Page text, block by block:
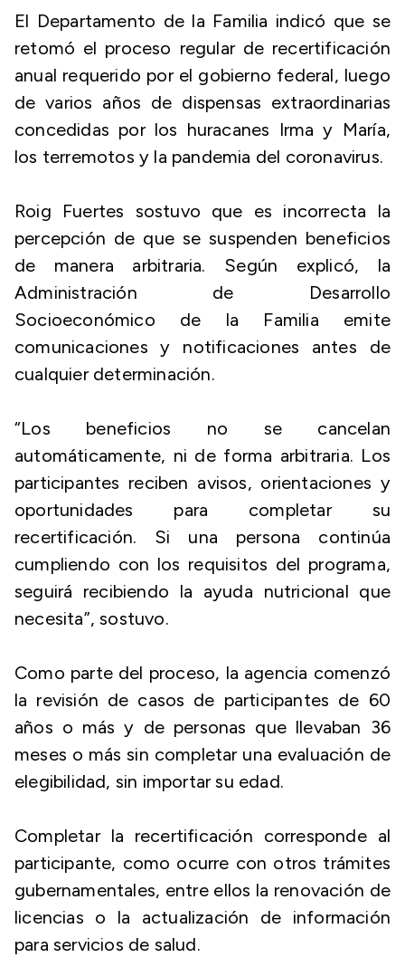
El Departamento de la Familia indicó que se
retomó el proceso regular de recertificación
anual requerido por el gobierno federal, luego
de varios años de dispensas extraordinarias
concedidas por los huracanes Irma y María,
los terremotos y la pandemia del coronavirus.
Roig Fuertes sostuvo que es incorrecta la
percepción de que se suspenden beneficios
de manera arbitraria. Según explicó, la
Administración de Desarrollo
Socioeconómico de la Familia emite
comunicaciones y notificaciones antes de
cualquier determinación.
“Los beneficios no se cancelan
automáticamente, ni de forma arbitraria. Los
participantes reciben avisos, orientaciones y
oportunidades para completar su
recertificación. Si una persona continúa
cumpliendo con los requisitos del programa,
seguirá recibiendo la ayuda nutricional que
necesita”, sostuvo.
Como parte del proceso, la agencia comenzó
la revisión de casos de participantes de 60
años o más y de personas que llevaban 36
meses o más sin completar una evaluación de
elegibilidad, sin importar su edad.
Completar la recertificación corresponde al
participante, como ocurre con otros trámites
gubernamentales, entre ellos la renovación de
licencias o la actualización de información
para servicios de salud.